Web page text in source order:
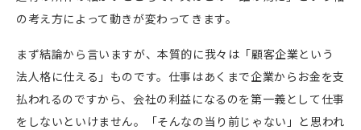
の考え方によって動きが変わってきます。
まず結論から言いますが、本質的に我々は「顧客企業という
法人格に仕える」ものです。仕事はあくまで企業からお金を支
払われるのですから、会社の利益になるのを第一義として仕事
をしないといけません。「そんなの当り前じゃない」と思われ